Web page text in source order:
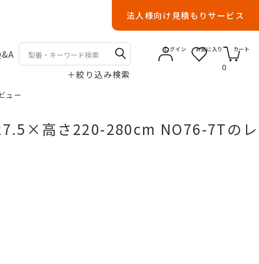
法人様向け見積もりサービス
＋絞り込み検索
ログイン お気に入り
0
カート
ュー
高さ220-280cm NO76-7Tのレ